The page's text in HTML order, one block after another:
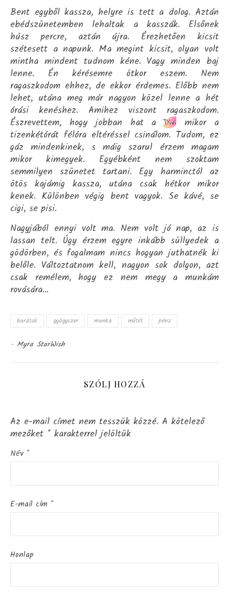
Bent egyből kassza, helyre is tett a dolog. Aztán
ebédszünetemben lehaltak a kasszák. Elsőnek
húsz percre, aztán újra. Érezhetően kicsit
szétesett a napunk. Ma megint kicsit, olyan volt
mintha mindent tudnom kéne. Vagy minden baj
lenne. Én kérésemre ötkor eszem. Nem
ragaszkodom ehhez, de ekkor érdemes. Előbb nem
lehet, utána meg már nagyon közel lenne a hét
órási kenéshez. Amihez viszont ragaszkodom.
Észrevettem, hogy jobban hat aDivi
mikor a
tizenkétórát félóra eltéréssel csinálom. Tudom, ez
gáz mindenkinek, s máig szarul érzem magam
mikor kimegyek. Egyébként nem szoktam
semmilyen szünetet tartani. Egy harminctól az
ötös kajámig kassza, utána csak hétkor mikor
kenek. Különben végig bent vagyok. Se kávé, se
cigi, se pisi.
Nagyjából ennyi volt ma. Nem volt jó nap, az is
lassan telt. Úgy érzem egyre inkább süllyedek a
gödörben, és fogalmam nincs hogyan juthatnék ki
belőle. Változtatnom kell, nagyon sok dolgon, azt
csak remélem, hogy ez nem megy a munkám
rovására…
barátok gyógyszer munka műtét pénz
- Myra StarWish
SZÓLJ HOZZÁ
Az e-mail címet nem tesszük közzé. A kötelező
mezőket * karakterrel jelöltük
Név *
E-mail cím *
Honlap